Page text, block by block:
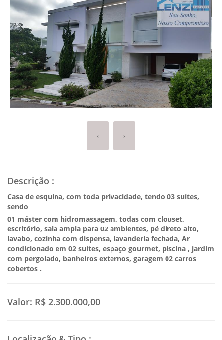
‹ ›
Descrição :
Casa de esquina, com toda privacidade, tendo 03 suítes,
sendo
01 máster com hidromassagem, todas com clouset,
escritório, sala ampla para 02 ambientes, pé direto alto,
lavabo, cozinha com dispensa, lavanderia fechada, Ar
condicionado em 02 suítes, espaço gourmet, piscina , jardim
com pergolado, banheiros externos, garagem 02 carros
cobertos .
Valor: R$ 2.300.000,00